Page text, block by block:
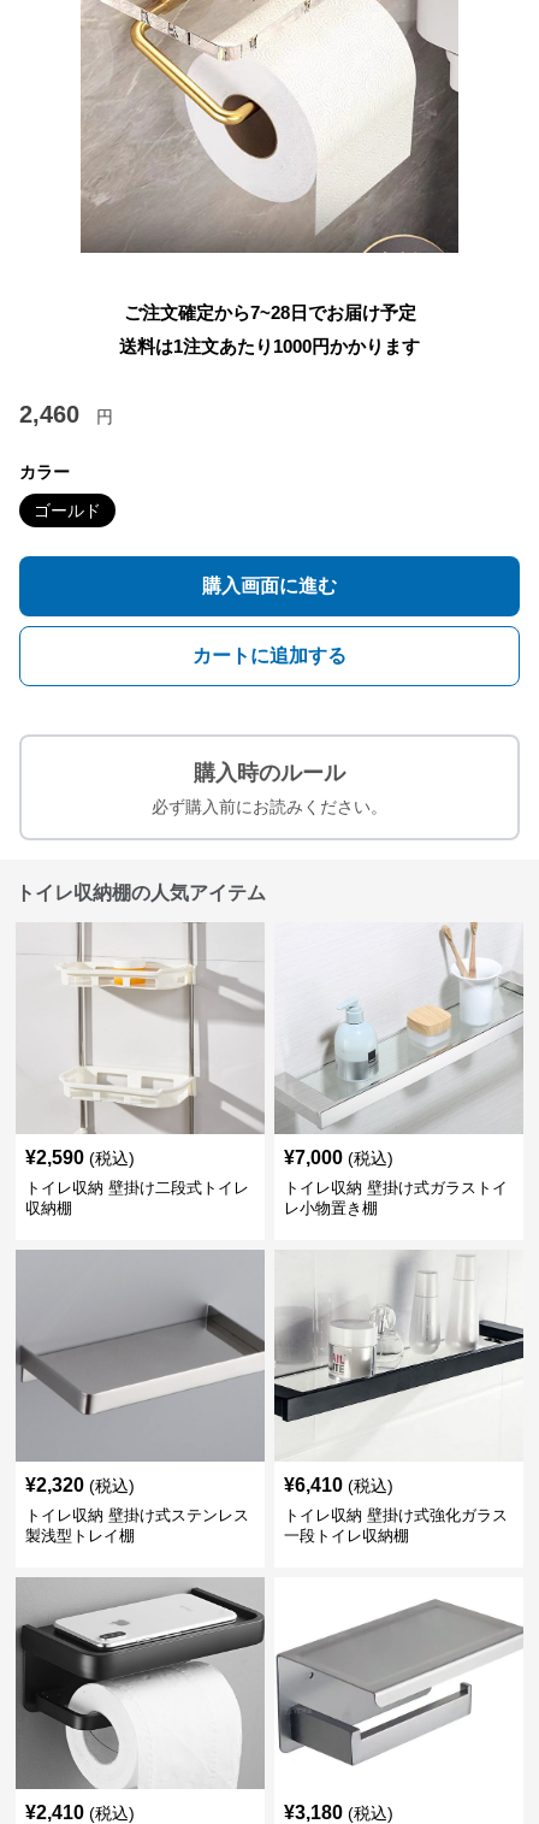
ご注文確定から7~28日でお届け予定
送料は1注文あたり 1000円かかります
2,460 円
カラー
ゴールド
購入画面に進む
カートに追加する
購入時のルール
必ず購入前にお読みください。
トイレ収納棚の人気アイテム
¥2,590 (税込)
トイレ収納 壁掛け二段式トイレ
収納棚
¥7,000 (税込)
トイレ収納 壁掛け式ガラストイ
レ小物置き棚
¥2,320 (税込)
トイレ収納 壁掛け式ステンレス
製浅型トレイ棚
¥6,410 (税込)
トイレ収納 壁掛け式強化ガラス
一段トイレ収納棚
¥2,410 (税込) ¥3,180 (税込)